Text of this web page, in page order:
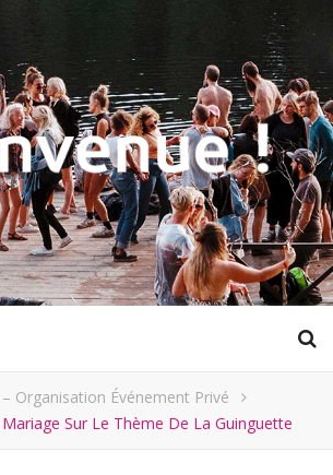
Organisation Événement Privé
Sur Le Thème De La Guinguette